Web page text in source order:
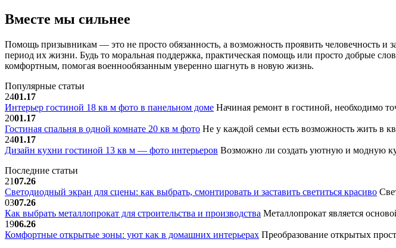
Вместе мы сильнее
Помощь призывникам — это не просто обязанность, а возможность проявить человечность
период их жизни. Будь то моральная поддержка, практическая помощь или просто добрые
комфортным, помогая военнообязанным уверенно шагнуть в новую жизнь.
Популярные статьи
2401.17
Интерьер гостиной 18 кв м фото в панельном доме Начиная ремонт в гостиной, необходимо
2001.17
Гостиная спальня в одной комнате 20 кв м фото Не у каждой семьи есть возможность жить в
2401.17
Дизайн кухни гостиной 13 кв м — фото интерьеров Возможно ли создать уютную и модную
Последние статьи
2107.26
Светодиодный экран для сцены: как выбрать, смонтировать и заставить светиться красиво
0307.26
Как выбрать металлопрокат для строительства и производства Металлопрокат является
1906.26
Комфортные открытые зоны: уют как в домашних интерьерах Преобразование открытых